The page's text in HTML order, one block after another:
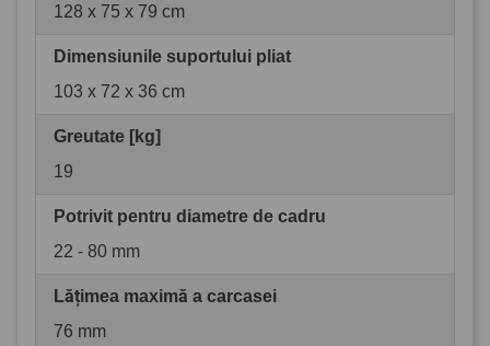
128 x 75 x 79 cm
Dimensiunile suportului pliat
103 x 72 x 36 cm
Greutate [kg]
19
Potrivit pentru diametre de cadru
22 - 80 mm
Lățimea maximă a carcasei
76 mm